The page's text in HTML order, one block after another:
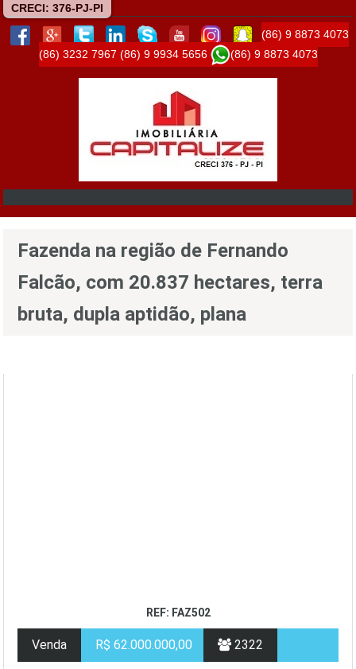
CRECI: 376-PJ-PI
(86) 9 8873 4073
(86) 3232 7967 (86) 9 9934 5656 (86) 9 8873 4073
Fazenda na região de Fernando
Falcão, com 20.837 hectares, terra
bruta, dupla aptidão, plana
REF: FAZ502
Venda R$ 62.000.000,00 2322